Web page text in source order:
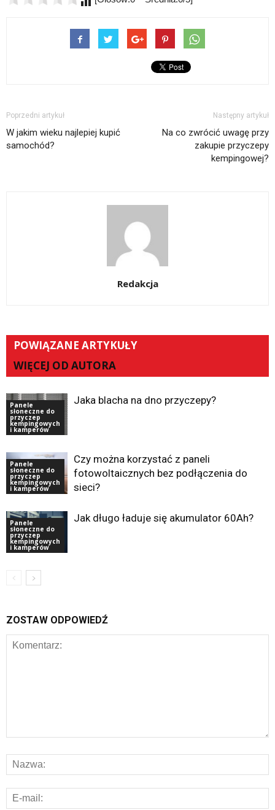
Poprzedni artykuł
W jakim wieku najlepiej kupić
samochód?
Następny artykuł
Na co zwrócić uwagę przy
zakupie przyczepy
kempingowej?
Redakcja
POWIĄZANE ARTYKUŁY
WIĘCEJ OD AUTORA
Panele
słoneczne do
przyczep
kempingowych
i kamperów
Jaka blacha na dno przyczepy?
Panele
słoneczne do
przyczep
kempingowych
i kamperów
Czy można korzystać z paneli
fotowoltaicznych bez podłączenia do
sieci?
Panele
słoneczne do
przyczep
kempingowych
i kamperów
Jak długo ładuje się akumulator 60Ah?
ZOSTAW ODPOWIEDŹ